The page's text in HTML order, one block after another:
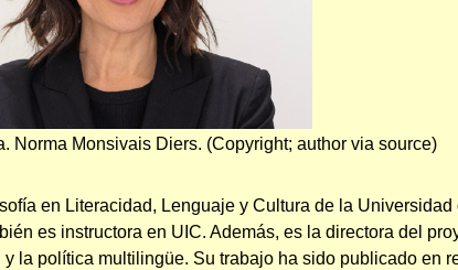
Norma Monsivais Diers. (Copyright; author via source)
en Literacidad, Lenguaje y Cultura de la
es instructora en UIC. Además, es la directora del
la política multilingüe. Su trabajo ha sido publicado en